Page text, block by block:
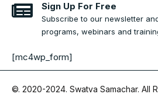
Sign Up For Free
Subscribe to our newsletter
programs, webinars and
[mc4wp_form]
©. 2020-2024. Swatva Samachar. All